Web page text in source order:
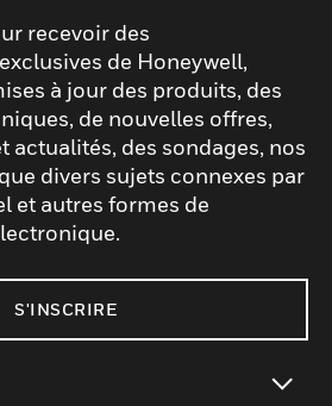
recevoir des
de Honeywell,
à jour des produits, des
de nouvelles offres,
actualités, des sondages, nos
divers sujets connexes par
et autres formes de
S'INSCRIRE